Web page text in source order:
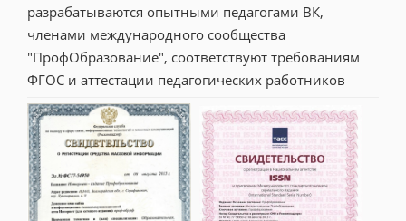
разрабатываются опытными педагогами ВК,
членами международного сообщества
"ПрофОбразование", соответствуют требованиям
ФГОС и аттестации педагогических работников